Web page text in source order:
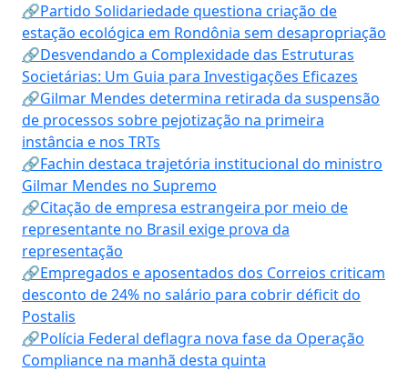
🔗Partido Solidariedade questiona criação de
estação ecológica em Rondônia sem desapropriação
🔗Desvendando a Complexidade das Estruturas
Societárias: Um Guia para Investigações Eficazes
🔗Gilmar Mendes determina retirada da suspensão
de processos sobre pejotização na primeira
instância e nos TRTs
🔗Fachin destaca trajetória institucional do ministro
Gilmar Mendes no Supremo
🔗Citação de empresa estrangeira por meio de
representante no Brasil exige prova da
representação
🔗Empregados e aposentados dos Correios criticam
desconto de 24% no salário para cobrir déficit do
Postalis
🔗Polícia Federal deflagra nova fase da Operação
Compliance na manhã desta quinta